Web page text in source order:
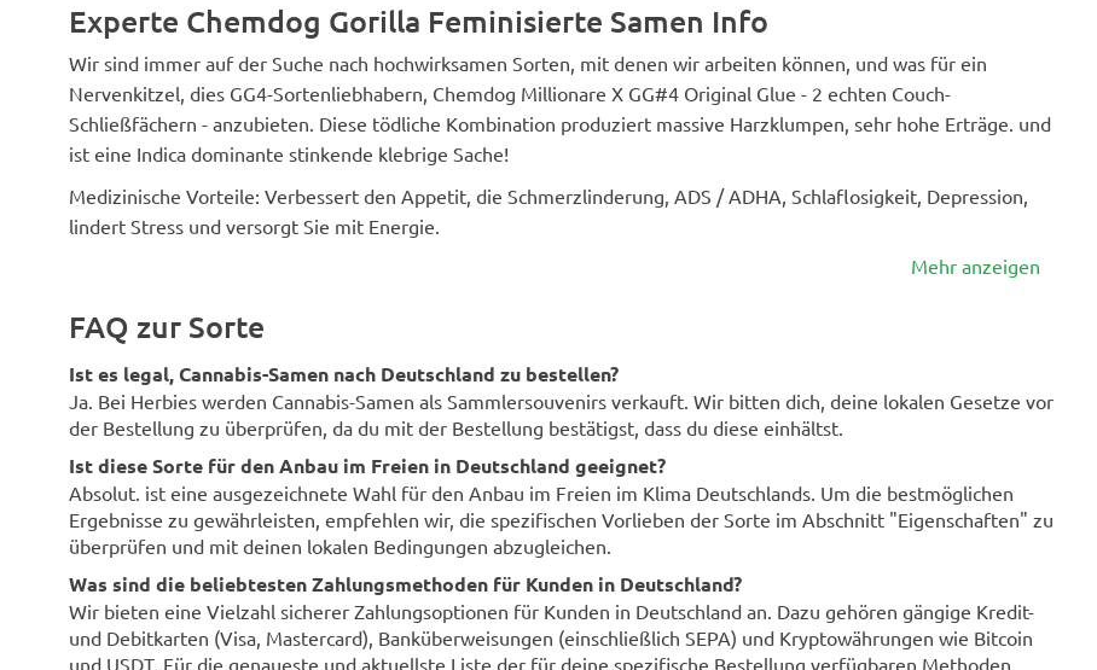
Experte Chemdog Gorilla Feminisierte Samen Info
Wir sind immer auf der Suche nach hochwirksamen Sorten, mit denen wir arbeiten können, und was für ein
Nervenkitzel, dies GG4-Sortenliebhabern, Chemdog Millionare X GG#4 Original Glue - 2 echten Couch-
Schließfächern - anzubieten. Diese tödliche Kombination produziert massive Harzklumpen, sehr hohe Erträge. und
ist eine Indica dominante stinkende klebrige Sache!
Medizinische Vorteile: Verbessert den Appetit, die Schmerzlinderung, ADS / ADHA, Schlaflosigkeit, Depression,
lindert Stress und versorgt Sie mit Energie.
Mehr anzeigen
FAQ zur Sorte
Ist es legal, Cannabis-Samen nach Deutschland zu bestellen?
Ja. Bei Herbies werden Cannabis-Samen als Sammlersouvenirs verkauft. Wir bitten dich, deine lokalen Gesetze vor
der Bestellung zu überprüfen, da du mit der Bestellung bestätigst, dass du diese einhältst.
Ist diese Sorte für den Anbau im Freien in Deutschland geeignet?
Absolut. ist eine ausgezeichnete Wahl für den Anbau im Freien im Klima Deutschlands. Um die bestmöglichen
Ergebnisse zu gewährleisten, empfehlen wir, die spezifischen Vorlieben der Sorte im Abschnitt "Eigenschaften" zu
überprüfen und mit deinen lokalen Bedingungen abzugleichen.
Was sind die beliebtesten Zahlungsmethoden für Kunden in Deutschland?
Wir bieten eine Vielzahl sicherer Zahlungsoptionen für Kunden in Deutschland an. Dazu gehören gängige Kredit-
und Debitkarten (Visa, Mastercard), Banküberweisungen (einschließlich SEPA) und Kryptowährungen wie Bitcoin
und USDT. Für die genaueste und aktuellste Liste der für deine spezifische Bestellung verfügbaren Methoden,